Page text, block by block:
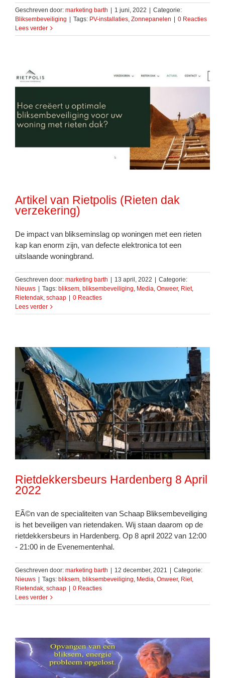
Geschreven door: marketing barth | 1 juni, 2022 | Categorie:
Bliksembeveiliging | Tags: PV-installaties Zonnepanelen | 0 Reacties
Lees verder
Artikel van Rietpolis (Rieten dak
verzekering)
De impact van blikseminslag op woningen met een rieten
kap kan enorm zijn, van defecte elektronica tot een
uitslaande woningbrand.
Geschreven door: marketing barth 13 april, 2022
Categorie:
Nieuws
Tags: bliksem, bliksembeveiliging, Media, Onweer, Riet,
Rietendak, schaap
0 Reacties
Lees verder
Rietdekkersbeurs Hardenberg 8 April
2022
EÃ©n van de specialiteiten van Schaap Bliksembeveiliging
is het beveiligen van rietendaken. Wij staan daarom op de
rietdekkersbeurs in Hardenberg. Op 8 april 2022 van 12:00
- 21:00 in de Evenementenhal.
Geschreven door: marketing barth 12 december, 2021
Categorie:
Nieuws
Tags: bliksem, bliksembeveiliging, Media, Onweer, Riet,
Rietendak, schaap
0 Reacties
Lees verder